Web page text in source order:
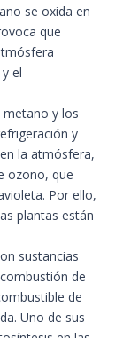
se oxida en
que
y el
metano y los
y
la atmósfera,
ozono, que
Por ello,
plantas están
sustancias
de
de
Uno de sus